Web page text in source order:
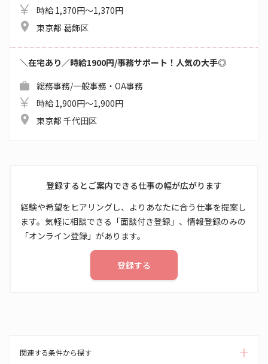
時給 1,370円～1,370円
東京都 葛飾区
＼在宅あり／時給1900円/事務サポート！人気の大手◎
総務事務/一般事務・OA事務
時給 1,900円～1,900円
東京都 千代田区
登録するとご案内できる仕事の幅が広がります
経験や希望をヒアリングし、よりあなたに合う仕事を提案し
ます。気軽に相談できる「面談付き登録」、情報登録のみの
「オンライン登録」があります。
登録する
関連する条件から探す